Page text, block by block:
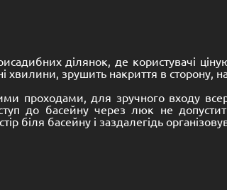
ділянок, де користувачі
зрушить накриття в сторону,
для зручного входу
до басейну через люк не
біля басейну і заздалегідь